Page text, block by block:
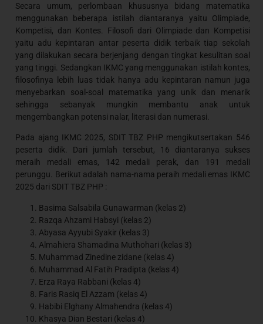
Secara umum, perlombaan khususnya bidang matematika
menggunakan beberapa istilah diantaranya yaitu Olimpiade,
Kompetisi, dan Kontes. Filosofi dari Olimpiade dan Kompetisi
yaitu adu kepintaran antar peserta didik terbaik tiap sekolah
yang dilakukan secara berjenjang dengan tingkat kesulitan soal
yang tinggi. Sedangkan IKMC yang menggunakan istilah kontes,
filosofinya lebih luas tidak hanya adu kepintaran namun juga
menyebarkan soal-soal matematika yang unik dan menarik
sehingga sebanyak mungkin membantu anak untuk
mengembangkan potensi nalar, literasi dan numerasi.
Pada ajang IKMC 2025, SDIT TBZ PHP mengikutsertakan 546
peserta didik. Dari jumlah tersebut, 16 diantaranya sukses
meraih medali emas, 142 medali perak, dan 191 medali
perunggu. Berikut adalah nama-nama peraih medali emas IKMC
2025 dari SDIT TBZ PHP :
Basima Salsabila Gunawarman (kelas 2)
Razqa Ahzami Habsyi (kelas 2)
Abyasa Ayyubi Syakir (kelas 3)
Almahiera Shamadina Muthohari (kelas 3)
Muhammad Zinedine zidane (kelas 4)
Muhammad Al Fatih Pradipta (kelas 4)
Erza Raya Rabbani (kelas 4)
Faris Rasiq El Azzam (kelas 4)
Habibi Elghany Almahendra (kelas 4)
Khasya Dian Bestari (kelas 4)